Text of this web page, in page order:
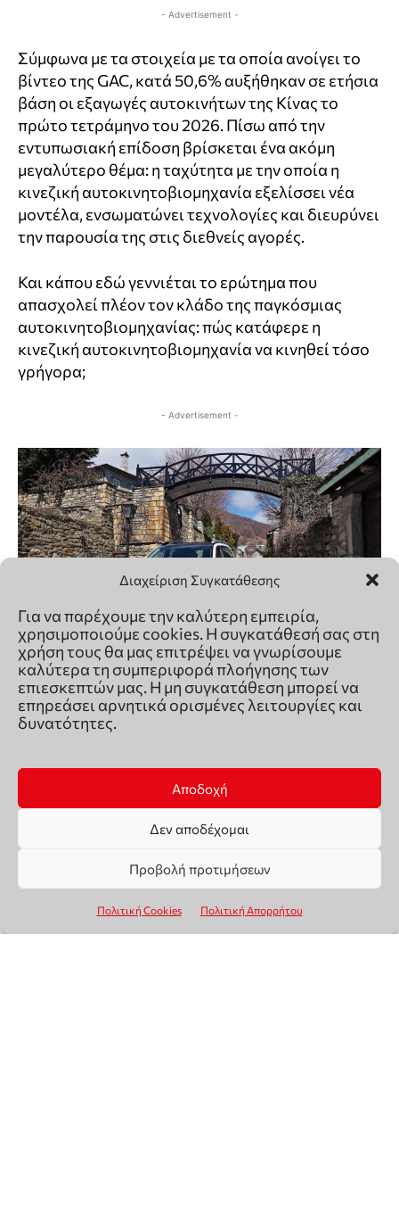
Διαχείριση Συγκατάθεσης
Για να παρέχουμε την καλύτερη εμπειρία,
χρησιμοποιούμε cookies. Η συγκατάθεσή σας στη
χρήση τους θα μας επιτρέψει να γνωρίσουμε
καλύτερα τη συμπεριφορά πλοήγησης των
επιεσκεπτών μας. Η μη συγκατάθεση μπορεί να
επηρεάσει αρνητικά ορισμένες λειτουργίες και
δυνατότητες.
Αποδοχή
Δεν αποδέχομαι
Προβολή προτιμήσεων
Πολιτική Cookies Πολιτική Απορρήτου